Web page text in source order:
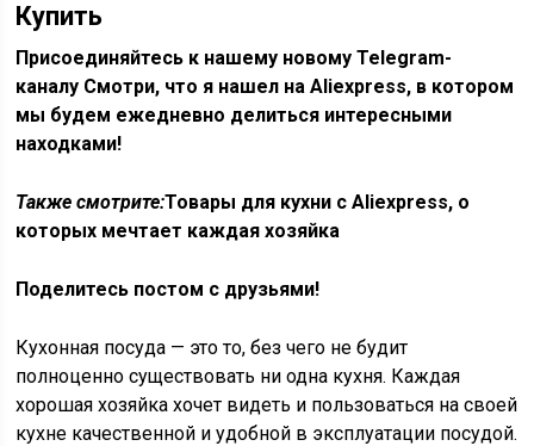
Купить
Присоединяйтесь к нашему новому Telegram-
каналу Смотри, что я нашел на Aliexpress, в котором
мы будем ежедневно делиться интересными
находками!
Также смотрите:Товары для кухни с Aliexpress, о
которых мечтает каждая хозяйка
Поделитесь постом с друзьями!
Кухонная посуда — это то, без чего не будит
полноценно существовать ни одна кухня. Каждая
хорошая хозяйка хочет видеть и пользоваться на своей
кухне качественной и удобной в эксплуатации посудой.